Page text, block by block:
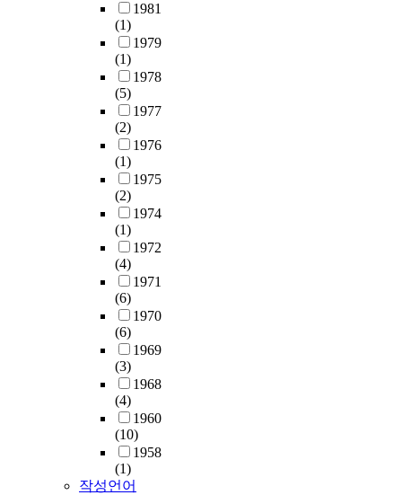
1981
(1)
1979
(1)
1978
(5)
1977
(2)
1976
(1)
1975
(2)
1974
(1)
1972
(4)
1971
(6)
1970
(6)
1969
(3)
1968
(4)
1960
(10)
1958
(1)
작성언어